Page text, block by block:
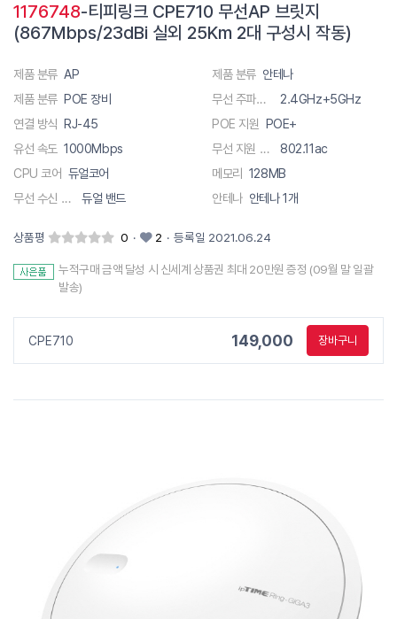
1176748-티피링크 CPE710 무선AP 브릿지
(867Mbps/23dBi 실외 25Km 2대 구성시 작동)
제품 분류 AP 제품 분류 안테나
제품 분류 POE 장비 무선 주파수 대역폭
2.4GHz+5GHz
연결 방식 RJ-45 POE 지원 POE+
유선 속도 1000Mbps 무선 지원 규격
802.11ac
CPU 코어 듀얼코어 메모리 128MB
무선 수신 채널
듀얼 밴드 안테나 안테나 1개
상품평 0 · 2 · 등록일 2021.06.24
누적구매 금액 달성 시 신세계 상품권 최대 20만원 증정 (09월 말 일괄
발송)
CPE710 149,000 장바구니